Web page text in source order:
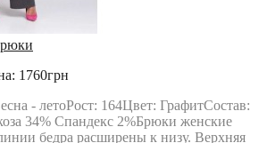
1760грн
- летоРост: 164Цвет: ГрафитСостав:
34% Спандекс 2%Брюки женские
бедра расширены к низу. Верхняя